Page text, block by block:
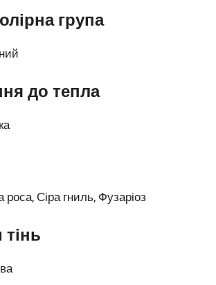
група
до тепла
Сіра гниль, Фузаріоз
тінь